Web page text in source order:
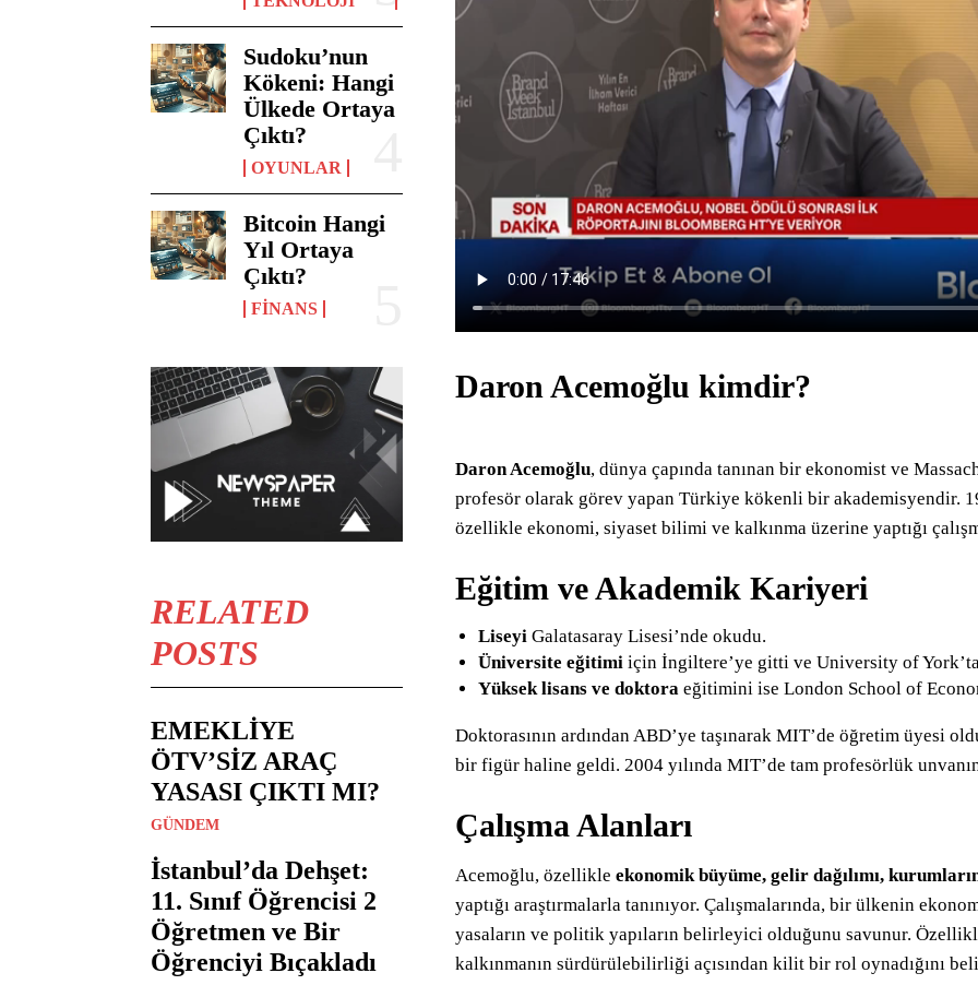
Sudoku’nun
Kökeni: Hangi
Ülkede Ortaya
Çıktı?
OYUNLAR
Bitcoin Hangi
Yıl Ortaya
Çıktı?
FINANS
RELATED
POSTS
EMEKLİYE
ÖTV’SİZ ARAÇ
YASASI ÇIKTI MI?
GÜNDEM
İstanbul’da Dehşet:
11. Sınıf Öğrencisi 2
Öğretmen ve Bir
Öğrenciyi Bıçakladı
Daron Acemoğlu kimdir?
Daron Acemoğlu, dünya çapında tanınan bir ekonomist ve
profesör olarak görev yapan Türkiye kökenli bir akademisyendir.
özellikle ekonomi, siyaset bilimi ve kalkınma üzerine yaptığı
Eğitim ve Akademik Kariyeri
Liseyi Galatasaray Lisesi’nde okudu.
Üniversite eğitimi için İngiltere’ye gitti ve University of
Yüksek lisans ve doktora eğitimini ise London School of
Doktorasının ardından ABD’ye taşınarak MIT’de öğretim üyesi
bir figür haline geldi. 2004 yılında MIT’de tam profesörlük
Çalışma Alanları
Acemoğlu, özellikle ekonomik büyüme, gelir dağılımı,
yaptığı araştırmalarla tanınıyor. Çalışmalarında, bir ülkenin
yasaların ve politik yapıların belirleyici olduğunu savunur.
kalkınmanın sürdürülebilirliği açısından kilit bir rol oynadığını